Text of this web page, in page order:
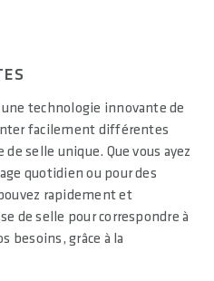
technologie innovante de
facilement différentes
selle unique. Que vous ayez
quotidien ou pour des
rapidement et
de selle pour correspondre à
besoins, grâce à la